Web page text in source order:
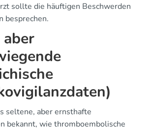
sollte die häuftigen Beschwerden
besprechen.
seltene, aber ernsthafte
bekannt, wie thromboembolische